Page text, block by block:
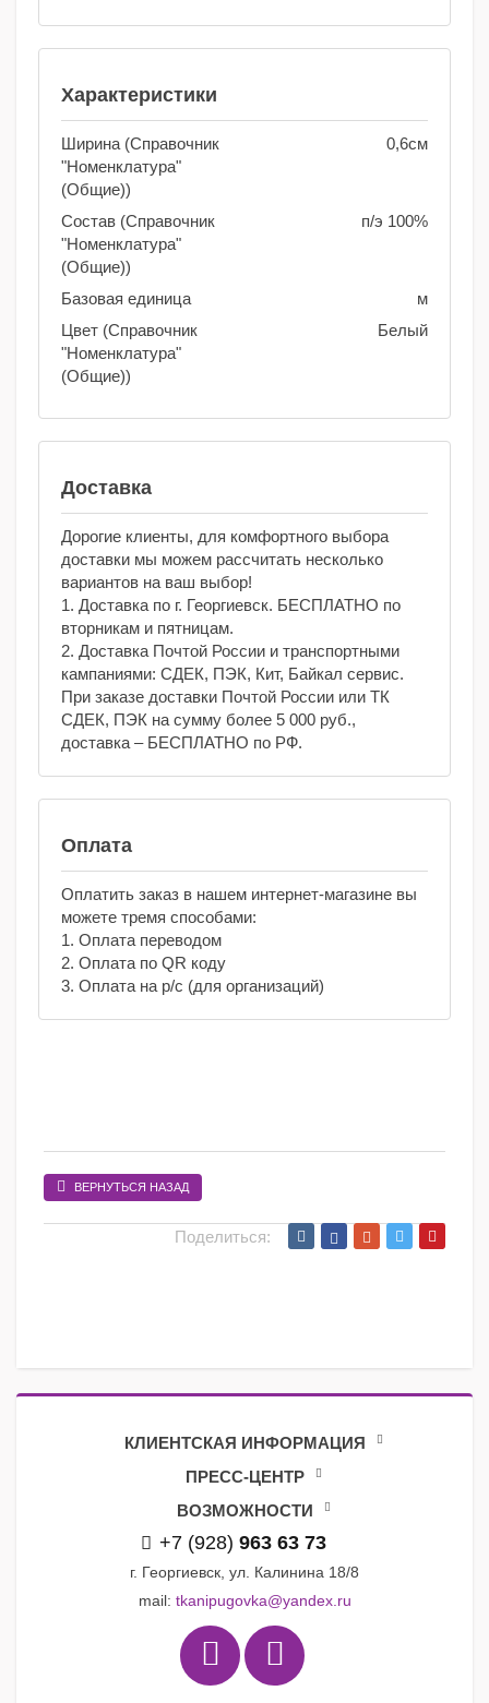
Характеристики
Ширина (Справочник
"Номенклатура"
(Общие))
0,6см
Состав (Справочник
"Номенклатура"
(Общие))
п/э 100%
Базовая единица
м
Цвет (Справочник
"Номенклатура"
(Общие))
Белый
Доставка
Дорогие клиенты, для комфортного выбора
доставки мы можем рассчитать несколько
вариантов на ваш выбор!
1. Доставка по г. Георгиевск. БЕСПЛАТНО по
вторникам и пятницам.
2. Доставка Почтой России и транспортными
кампаниями: СДЕК, ПЭК, Кит, Байкал сервис.
При заказе доставки Почтой России или ТК
СДЕК, ПЭК на сумму более 5 000 руб.,
доставка – БЕСПЛАТНО по РФ.
Оплата
Оплатить заказ в нашем интернет-магазине вы
можете тремя способами:
1. Оплата переводом
2. Оплата по QR коду
3. Оплата на р/с (для организаций)
ВЕРНУТЬСЯ НАЗАД
Поделиться:
КЛИЕНТСКАЯ ИНФОРМАЦИЯ
ПРЕСС-ЦЕНТР
ВОЗМОЖНОСТИ
+7 (928) 963 63 73
г. Георгиевск, ул. Калинина 18/8
mail: tkanipugovka@yandex.ru